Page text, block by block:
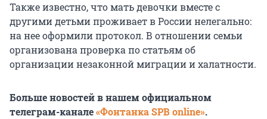
Также известно, что мать девочки вместе с
другими детьми проживает в России нелегально:
на нее оформили протокол. В отношении семьи
организована проверка по статьям об
организации незаконной миграции и халатности.
Больше новостей в нашем официальном
телеграм-канале«Фонтанка SPB online».